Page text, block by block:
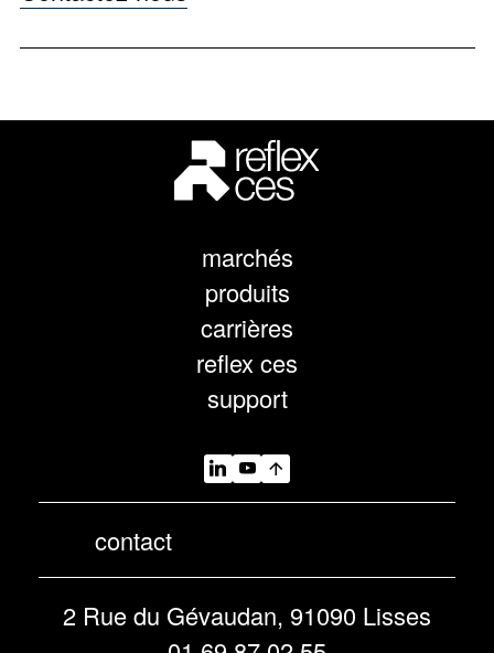
marchés
produits
carrières
reflex ces
support
contact
2 Rue du Gévaudan, 91090 Lisses